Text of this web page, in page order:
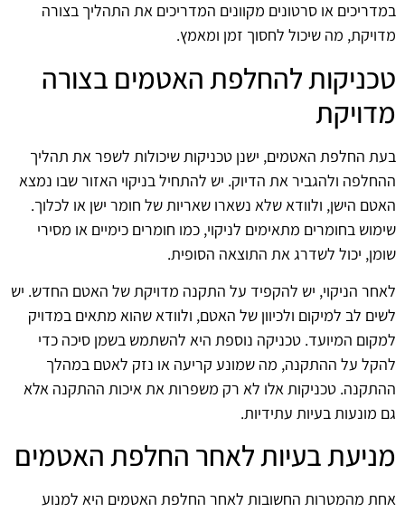
במדריכים או סרטונים מקוונים המדריכים את התהליך בצורה
מדויקת, מה שיכול לחסוך זמן ומאמץ.
טכניקות להחלפת האטמים בצורה
מדויקת
בעת החלפת האטמים, ישנן טכניקות שיכולות לשפר את תהליך
ההחלפה ולהגביר את הדיוק. יש להתחיל בניקוי האזור שבו נמצא
האטם הישן, ולוודא שלא נשארו שאריות של חומר ישן או לכלוך.
שימוש בחומרים מתאימים לניקוי, כמו חומרים כימיים או מסירי
שומן, יכול לשדרג את התוצאה הסופית.
לאחר הניקוי, יש להקפיד על התקנה מדויקת של האטם החדש. יש
לשים לב למיקום ולכיוון של האטם, ולוודא שהוא מתאים במדויק
למקום המיועד. טכניקה נוספת היא להשתמש בשמן סיכה כדי
להקל על ההתקנה, מה שמונע קריעה או נזק לאטם במהלך
ההתקנה. טכניקות אלו לא רק משפרות את איכות ההתקנה אלא
גם מונעות בעיות עתידיות.
מניעת בעיות לאחר החלפת האטמים
אחת מהמטרות החשובות לאחר החלפת האטמים היא למנוע